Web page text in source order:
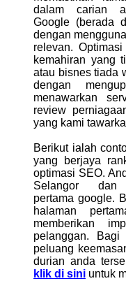
dalam carian
Google (berada
dengan
relevan.
kemahiran yang
atau bisnes tiada
dengan
menawarkan
review
yang kami
Berikut ialah
yang berjaya
optimasi SEO.
Selangor dan
pertama google.
halaman
memberikan
pelanggan.
peluang
durian anda
klik di sini untuk